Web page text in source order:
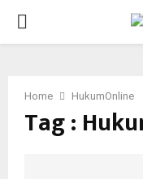
PRIMARY
Home HukumOnline
Tag :